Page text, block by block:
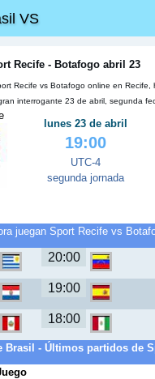
VS
Recife - Botafogo abril 23
Recife vs Botafogo online en Recife,
interrogante 23 de abril, segunda
lunes 23 de abril
19:00
UTC-4
segunda jornada
juegan Sport Recife vs
20:00
19:00
18:00
Brasil - Últimos partidos de